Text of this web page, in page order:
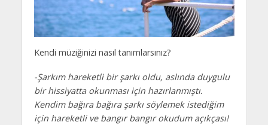
Kendi müziğinizi nasıl tanımlarsınız?
-Şarkım hareketli bir şarkı oldu, aslında duygulu
bir hissiyatta okunması için hazırlanmıştı.
Kendim bağıra bağıra şarkı söylemek istediğim
için hareketli ve bangır bangır okudum açıkçası!